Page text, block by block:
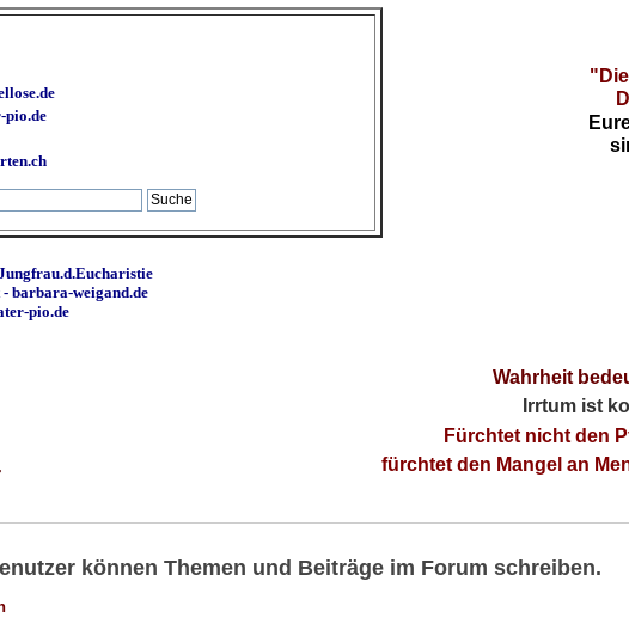
pio.de
-barbara-weigand.de
pio.de
Wahrheit
Irrtum ist
Fürchtet nicht den
fürchtet den Mangel an
können Themen und Beiträge im Forum schreiben.